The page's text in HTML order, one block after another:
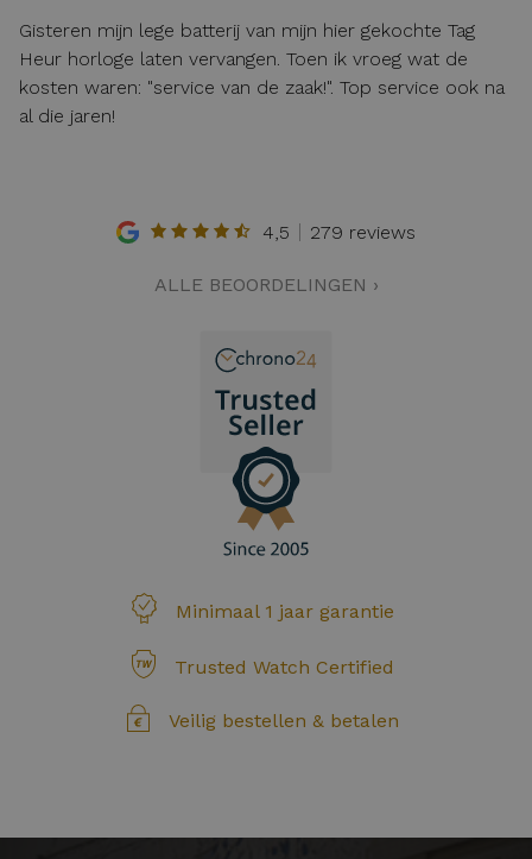
Gisteren mijn lege batterij van mijn hier gekochte Tag
Heur horloge laten vervangen. Toen ik vroeg wat de
kosten waren: "service van de zaak!". Top service ook na
al die jaren!
4,5 279 reviews
ALLE BEOORDELINGEN ›
Minimaal 1 jaar garantie
Trusted Watch Certified
Veilig bestellen & betalen